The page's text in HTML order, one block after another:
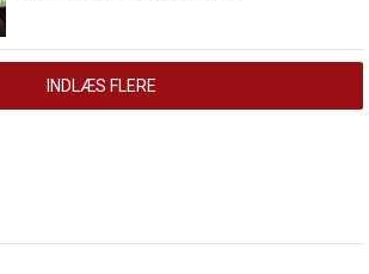
INDLÆS FLERE